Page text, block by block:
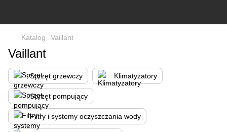
Katalog Vaillant
Vaillant
Sprzęt grzewczy Klimatyzatory
Sprzęt pompujący
Filtry i systemy oczyszczania wody